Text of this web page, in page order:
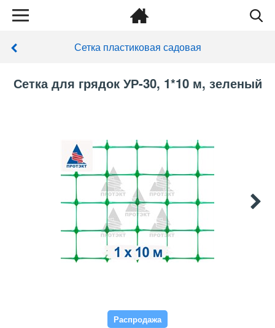
Сетка пластиковая садовая
Сетка для грядок УР-30, 1*10 м, зеленый
Распродажа